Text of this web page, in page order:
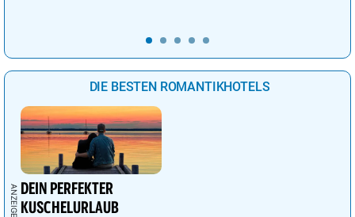
DIE BESTEN ROMANTIKHOTELS
DEIN PERFEKTER
KUSCHELURLAUB